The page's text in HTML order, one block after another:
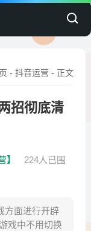
-抖音运营 - 正文
招彻底清
】
224人已围
方面进行开辟
戏中不用切换